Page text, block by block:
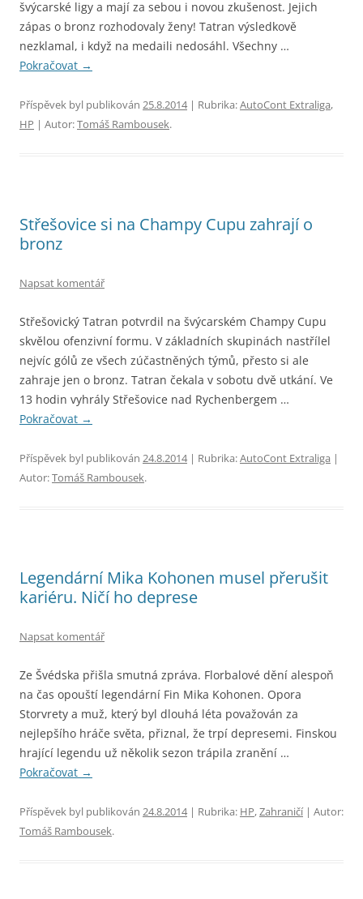
švýcarské ligy a mají za sebou i novou zkušenost. Jejich
zápas o bronz rozhodovaly ženy! Tatran výsledkově
nezklamal, i když na medaili nedosáhl. Všechny …
Pokračovat →
Příspěvek byl publikován 25.8.2014| Rubrika:AutoCont Extraliga,
HP | Autor:Tomáš Rambousek.
Střešovice si na Champy Cupu zahrají o
bronz
Napsat komentář
Střešovický Tatran potvrdil na švýcarském Champy Cupu
skvělou ofenzivní formu. V základních skupinách nastřílel
nejvíc gólů ze všech zúčastněných týmů, přesto si ale
zahraje jen o bronz. Tatran čekala v sobotu dvě utkání. Ve
13 hodin vyhrály Střešovice nad Rychenbergem …
Pokračovat →
Příspěvek byl publikován 24.8.2014| Rubrika:AutoCont Extraliga |
Autor:Tomáš Rambousek.
Legendární Mika Kohonen musel přerušit
kariéru. Ničí ho deprese
Napsat komentář
Ze Švédska přišla smutná zpráva. Florbalové dění alespoň
na čas opouští legendární Fin Mika Kohonen. Opora
Storvrety a muž, který byl dlouhá léta považován za
nejlepšího hráče světa, přiznal, že trpí depresemi. Finskou
hrající legendu už několik sezon trápila zranění …
Pokračovat →
Příspěvek byl publikován 24.8.2014| Rubrika: HP,Zahraničí| Autor:
Tomáš Rambousek.